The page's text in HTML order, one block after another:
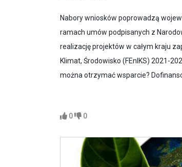
Nabory wniosków poprowadzą
ramach umów podpisanych z
realizację projektów w całym kraju
Klimat, Środowisko (FEnIKS) 2021-
można otrzymać wsparcie?
0
0